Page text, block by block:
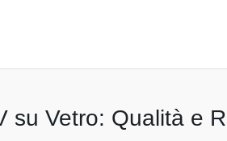
su Vetro: Qualità e